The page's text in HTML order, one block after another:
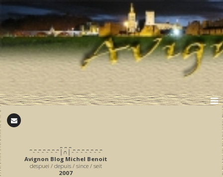
͆ ̵ ͆ ̵ ͆ ̵ ͆ ̵ ͆ ̵ ͆ ̵ ͆ │∩│ ̵ ͆ ̵ ͆ ̵ ͆ ̵ ͆ ̵ ͆ ̵ ͆ ̵ ͆
Avignon Blog Michel Benoit
despuei / depuis / since / seit
2007